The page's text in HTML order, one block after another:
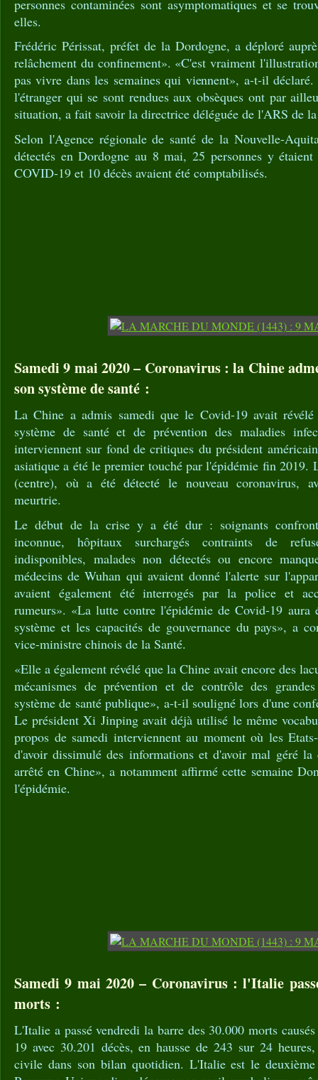
personnes contaminées sont asymptomatiques et se
elles.
Frédéric Périssat, préfet de la Dordogne, a déploré
relâchement du confinement». «C'est vraiment
pas vivre dans les semaines qui viennent», a-t-il déclaré.
l'étranger qui se sont rendues aux obsèques ont par
situation, a fait savoir la directrice déléguée de l'ARS de
Selon l'Agence régionale de santé de la Nouvelle-
détectés en Dordogne au 8 mai, 25 personnes y étaient
COVID-19 et 10 décès avaient été comptabilisés.
Samedi 9 mai 2020 – Coronavirus : la Chine
son système de santé :
La Chine a admis samedi que le Covid-19 avait révélé
système de santé et de prévention des maladies
interviennent sur fond de critiques du président
asiatique a été le premier touché par l'épidémie fin 2019.
(centre), où a été détecté le nouveau coronavirus,
meurtrie.
Le début de la crise y a été dur : soignants
inconnue, hôpitaux surchargés contraints de
indisponibles, malades non détectés ou encore
médecins de Wuhan qui avaient donné l'alerte sur
avaient également été interrogés par la police et
rumeurs». «La lutte contre l'épidémie de Covid-19 aura
système et les capacités de gouvernance du pays», a
vice-ministre chinois de la Santé.
«Elle a également révélé que la Chine avait encore des
mécanismes de prévention et de contrôle des
système de santé publique», a-t-il souligné lors d'une
Le président Xi Jinping avait déjà utilisé le même
propos de samedi interviennent au moment où les
d'avoir dissimulé des informations et d'avoir mal géré
arrêté en Chine», a notamment affirmé cette semaine
l'épidémie.
Samedi 9 mai 2020 – Coronavirus : l'Italie
morts :
L'Italie a passé vendredi la barre des 30.000 morts
19 avec 30.201 décès, en hausse de 243 sur 24
civile dans son bilan quotidien. L'Italie est le deuxième